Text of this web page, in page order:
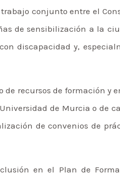
conjunto entre el
de sensibilización a la
discapacidad y,
recursos de formación y
de Murcia o de
de convenios de
en el Plan de